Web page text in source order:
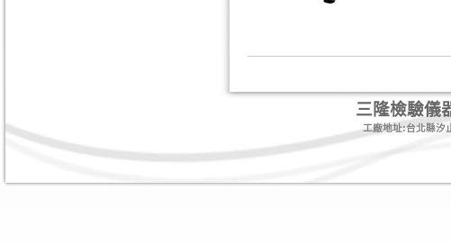
三隆檢驗儀
工廠地址:台北縣